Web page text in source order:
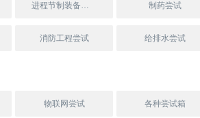
进程节制装备尝试 制药尝试
消防工程尝试 给排水尝试
物联网尝试 各种尝试箱